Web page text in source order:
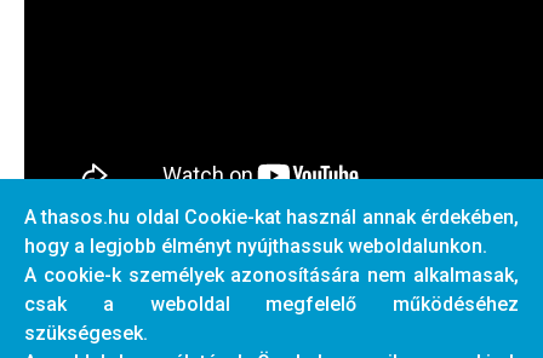
Előző cikk: A Kék Gyémánt vitorláshajó
Előző Következő cikk:
Következő
A thasos.hu oldal Cookie-kat használ annak érdekében,
hogy a legjobb élményt nyújthassuk weboldalunkon.
A cookie-k személyek azonosítására nem alkalmasak,
csak a weboldal megfelelő működéséhez
szükségesek.